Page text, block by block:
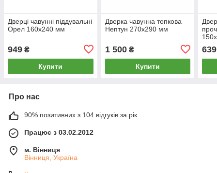
Дверці чавунні піддувальні
Орел 160х240 мм
949 ₴
Купити
Дверка чавунна топкова
Нептун 270х290 мм
1 500₴
Купити
639
Про нас
90% позитивних з 104 відгуків за рік
Працює з 03.02.2012
м. Вінниця
Вінниця, Україна